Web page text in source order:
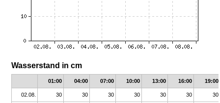
Wasserstand in cm
01:00 04:00 07:00 10:00 13:00 16:00 19:00
02.08. 30 30 30 30 30 30 30